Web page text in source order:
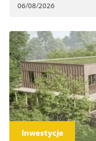
06/08/2026
Inwestycje